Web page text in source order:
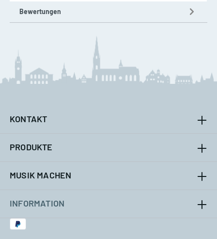
Bewertungen
KONTAKT
PRODUKTE
MUSIK MACHEN
INFORMATION